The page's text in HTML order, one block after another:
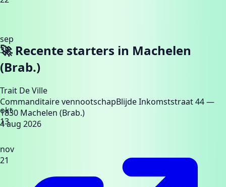
sep
38
okt
13
nov
21
🚀 Recente starters in Machelen
(Brab.)
Trait De Ville
Commanditaire vennootschapBlijde Inkomststraat 44—
1830 Machelen (Brab.)
4 aug 2026